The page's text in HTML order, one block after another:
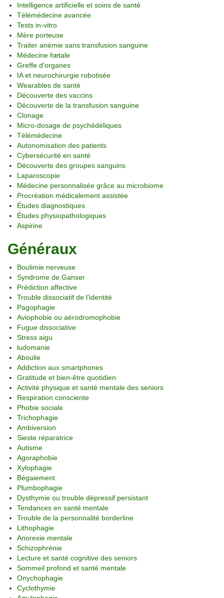
Intelligence artificielle et soins de santé
Télémédecine avancée
Tests in-vitro
Mère porteuse
Traiter anémie sans transfusion sanguine
Médecine fœtale
Greffe d’organes
IA et neurochirurgie robotisée
Wearables de santé
Découverte des vaccins
Découverte de la transfusion sanguine
Clonage
Micro-dosage de psychédéliques
Télémédecine
Autonomisation des patients
Cybersécurité en santé
Découverte des groupes sanguins
Laparoscopie
Médecine personnalisée grâce au microbiome
Procréation médicalement assistée
Études diagnostiques
Études physiopathologiques
Aspirine
Généraux
Boulimie nerveuse
Syndrome de Ganser
Prédiction affective
Trouble dissociatif de l’identité
Pagophagie
Aviophobie ou aérodromophobie
Fugue dissociative
Stress aigu
ludomanie
Aboulie
Addiction aux smartphones
Gratitude et bien-être quotidien
Activité physique et santé mentale des seniors
Respiration consciente
Phobie sociale
Trichophagie
Ambiversion
Sieste réparatrice
Autisme
Agoraphobie
Xylophagie
Bégaiement
Plumbophagie
Dysthymie ou trouble dépressif persistant
Tendances en santé mentale
Trouble de la personnalité borderline
Lithophagie
Anorexie mentale
Schizophrénie
Lecture et santé cognitive des seniors
Sommeil profond et santé mentale
Onychophagie
Cyclothymie